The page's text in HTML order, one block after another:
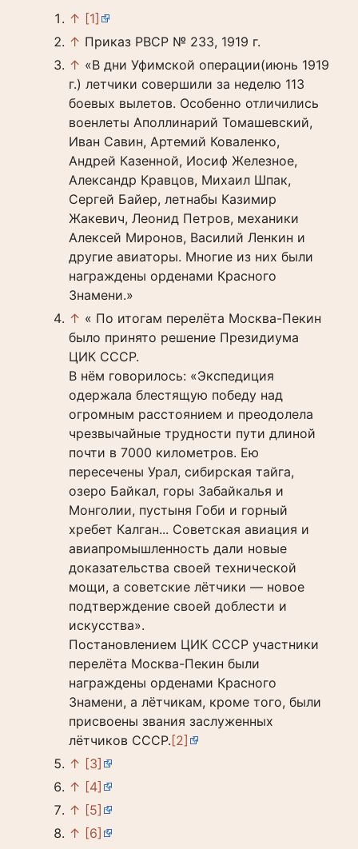
↑ [1]
↑ Приказ РВСР № 233, 1919 г.
↑ «В дни Уфимской операции(июнь 1919
г.) летчики совершили за неделю 113
боевых вылетов. Особенно отличились
военлеты Аполлинарий Томашевский,
Иван Савин, Артемий Коваленко,
Андрей Казенной, Иосиф Железное,
Александр Кравцов, Михаил Шпак,
Сергей Байер, летнабы Казимир
Жакевич, Леонид Петров, механики
Алексей Миронов, Василий Ленкин и
другие авиаторы. Многие из них были
награждены орденами Красного
Знамени.»
↑ « По итогам перелёта Москва-Пекин
было принято решение Президиума
ЦИК СССР.
В нём говорилось: «Экспедиция
одержала блестящую победу над
огромным расстоянием и преодолела
чрезвычайные трудности пути длиной
почти в 7000 километров. Ею
пересечены Урал, сибирская тайга,
озеро Байкал, горы Забайкалья и
Монголии, пустыня Гоби и горный
хребет Калган... Советская авиация и
авиапромышленность дали новые
доказательства своей технической
мощи, а советские лётчики — новое
подтверждение своей доблести и
искусства».
Постановлением ЦИК СССР участники
перелёта Москва-Пекин были
награждены орденами Красного
Знамени, а лётчикам, кроме того, были
присвоены звания заслуженных
лётчиков СССР. [2]
↑ [3]
↑ [4]
↑ [5]
↑ [6]